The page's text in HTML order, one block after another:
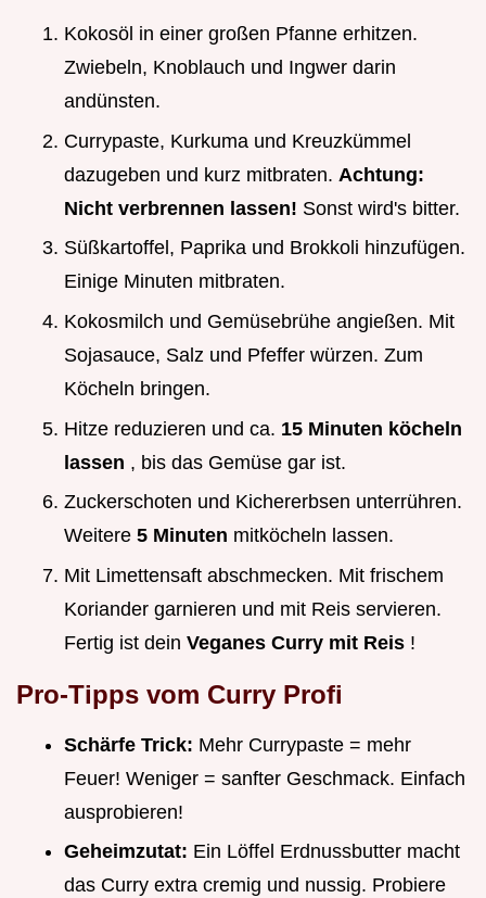
Kokosöl in einer großen Pfanne erhitzen.
Zwiebeln, Knoblauch und Ingwer darin
andünsten.
Currypaste, Kurkuma und Kreuzkümmel
dazugeben und kurz mitbraten. Achtung:
Nicht verbrennen lassen! Sonst wird's bitter.
Süßkartoffel, Paprika und Brokkoli hinzufügen.
Einige Minuten mitbraten.
Kokosmilch und Gemüsebrühe angießen. Mit
Sojasauce, Salz und Pfeffer würzen. Zum
Köcheln bringen.
Hitze reduzieren und ca. 15 Minuten köcheln
lassen , bis das Gemüse gar ist.
Zuckerschoten und Kichererbsen unterrühren.
Weitere 5 Minuten mitköcheln lassen.
Mit Limettensaft abschmecken. Mit frischem
Koriander garnieren und mit Reis servieren.
Fertig ist dein Veganes Curry mit Reis !
Pro-Tipps vom Curry Profi
Schärfe Trick: Mehr Currypaste = mehr
Feuer! Weniger = sanfter Geschmack. Einfach
ausprobieren!
Geheimzutat: Ein Löffel Erdnussbutter macht
das Curry extra cremig und nussig. Probiere